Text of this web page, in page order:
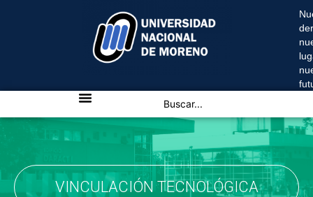
VINCULACIÓN TECNOLÓGICA